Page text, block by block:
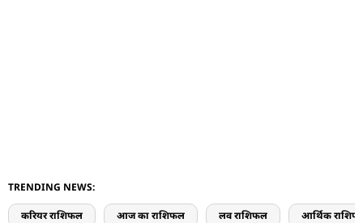
TRENDING NEWS:
करियर राशिफल आज का राशिफल लव राशिफल आर्थिक